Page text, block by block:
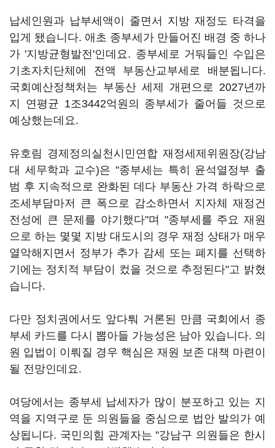
납세인원과 납부세액이 줄면서 지방 재정도 타격을
입게 됐습니다. 애초 종부세가 만들어진 배경 중 하나
가 '지방균형발전'인데요. 종부세로 거둬들인 수입은
기초자치단체에 전액 부동산교부세로 배분됩니다.
국회예산정책처는 부동산 세제 개편으로 2027년까
지 연평균 1조3442억원의 종부세가 줄어들 것으로
예상했는데요.
유호림 경제정의실천시민연합 재정세제위원장(강남
대 세무학과 교수)은 "종부세는 특히 윤석열정부 출
범 후 지속적으로 완화된 데다 부동산 가격 하락으로
조세부담마저 큰 폭으로 감소하면서 지자체 재정건
전성에 큰 문제를 야기했다"며 "종부세를 주요 재원
으로 하는 몇몇 지방 대도시의 경우 재정 상태가 매우
열악해지면서 정부가 추가 감세 또는 폐지를 선택하
기에는 정치적 부담이 컸을 것으로 추정된다"고 밝혔
습니다.
다만 정치권에서도 앞다퉈 거론된 만큼 국회에서 종
부세 카드를 다시 뽑아들 가능성은 남아 있습니다. 의
원 입법이 이뤄질 경우 핵심은 재원 보존 대책 마련이
될 전망인데요.
여당에서는 종부세 납세자가 많이 분포하고 있는 지
역을 지역구로 둔 의원들을 중심으로 법안 발의가 예
상됩니다. 국민의힘 관계자는 "강남구 의원들은 한시